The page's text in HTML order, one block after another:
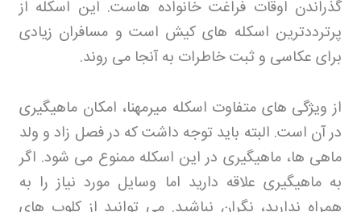
گذراندن اوقات فراغت خانواده هاست. این اسکله از
پرترددترین اسکله های کیش است و مسافران زیادی
برای عکاسی و ثبت خاطرات به آنجا می روند.
از ویژگی های متفاوت اسکله میرمهنا، امکان ماهیگیری
در آن است. البته باید توجه داشت که در فصل زاد و ولد
ماهی ها، ماهیگیری در این اسکله ممنوع می شود. اگر
به ماهیگیری علاقه دارید اما وسایل مورد نیاز را به